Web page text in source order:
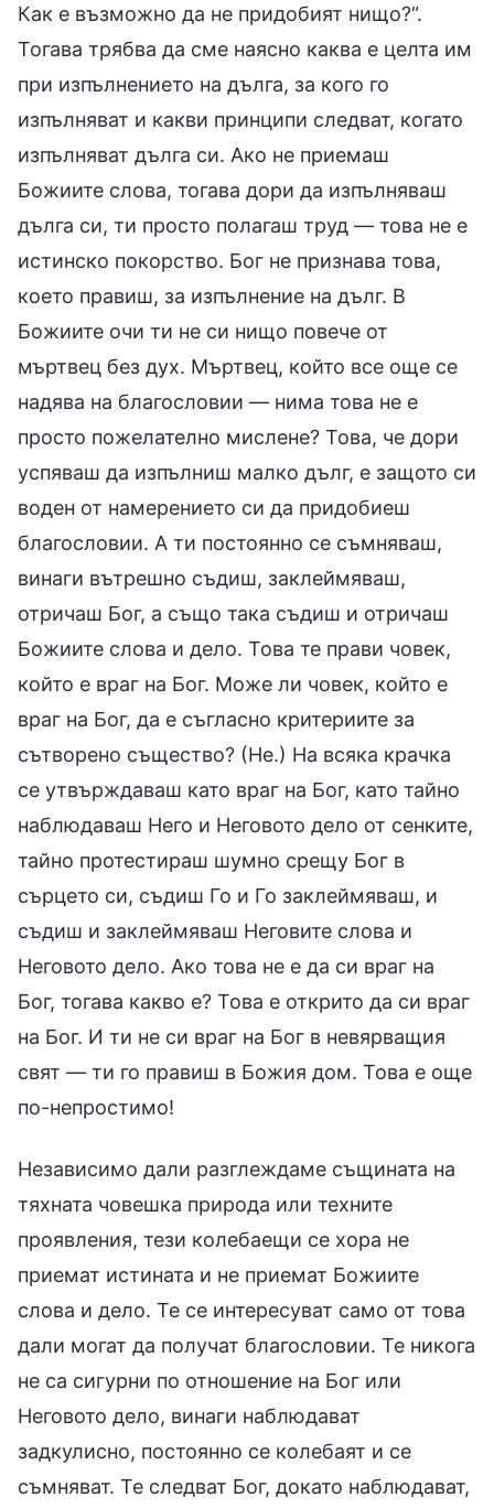
Как е възможно да не придобият нищо?“.
Тогава трябва да сме наясно каква е целта им
при изпълнението на дълга, за кого го
изпълняват и какви принципи следват, когато
изпълняват дълга си. Ако не приемаш
Божиите слова, тогава дори да изпълняваш
дълга си, ти просто полагаш труд — това не е
истинско покорство. Бог не признава това,
което правиш, за изпълнение на дълг. В
Божиите очи ти не си нищо повече от
мъртвец без дух. Мъртвец, който все още се
надява на благословии — нима това не е
просто пожелателно мислене? Това, че дори
успяваш да изпълниш малко дълг, е защото си
воден от намерението си да придобиеш
благословии. А ти постоянно се съмняваш,
винаги вътрешно съдиш, заклеймяваш,
отричаш Бог, а също така съдиш и отричаш
Божиите слова и дело. Това те прави човек,
който е враг на Бог. Може ли човек, който е
враг на Бог, да е съгласно критериите за
сътворено същество? (Не.) На всяка крачка
се утвърждаваш като враг на Бог, като тайно
наблюдаваш Него и Неговото дело от сенките,
тайно протестираш шумно срещу Бог в
сърцето си, съдиш Го и Го заклеймяваш, и
съдиш и заклеймяваш Неговите слова и
Неговото дело. Ако това не е да си враг на
Бог, тогава какво е? Това е открито да си враг
на Бог. И ти не си враг на Бог в невярващия
свят — ти го правиш в Божия дом. Това е още
по-непростимо!
Независимо дали разглеждаме същината на
тяхната човешка природа или техните
проявления, тези колебаещи се хора не
приемат истината и не приемат Божиите
слова и дело. Те се интересуват само от това
дали могат да получат благословии. Те никога
не са сигурни по отношение на Бог или
Неговото дело, винаги наблюдават
задкулисно, постоянно се колебаят и се
съмняват. Те следват Бог, докато наблюдават,